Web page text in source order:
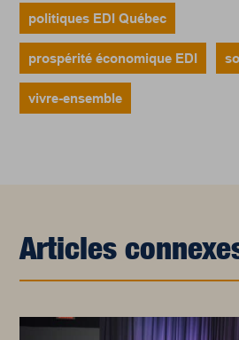
politiques EDI Québec
prospérité économique EDI
vivre-ensemble
Articles